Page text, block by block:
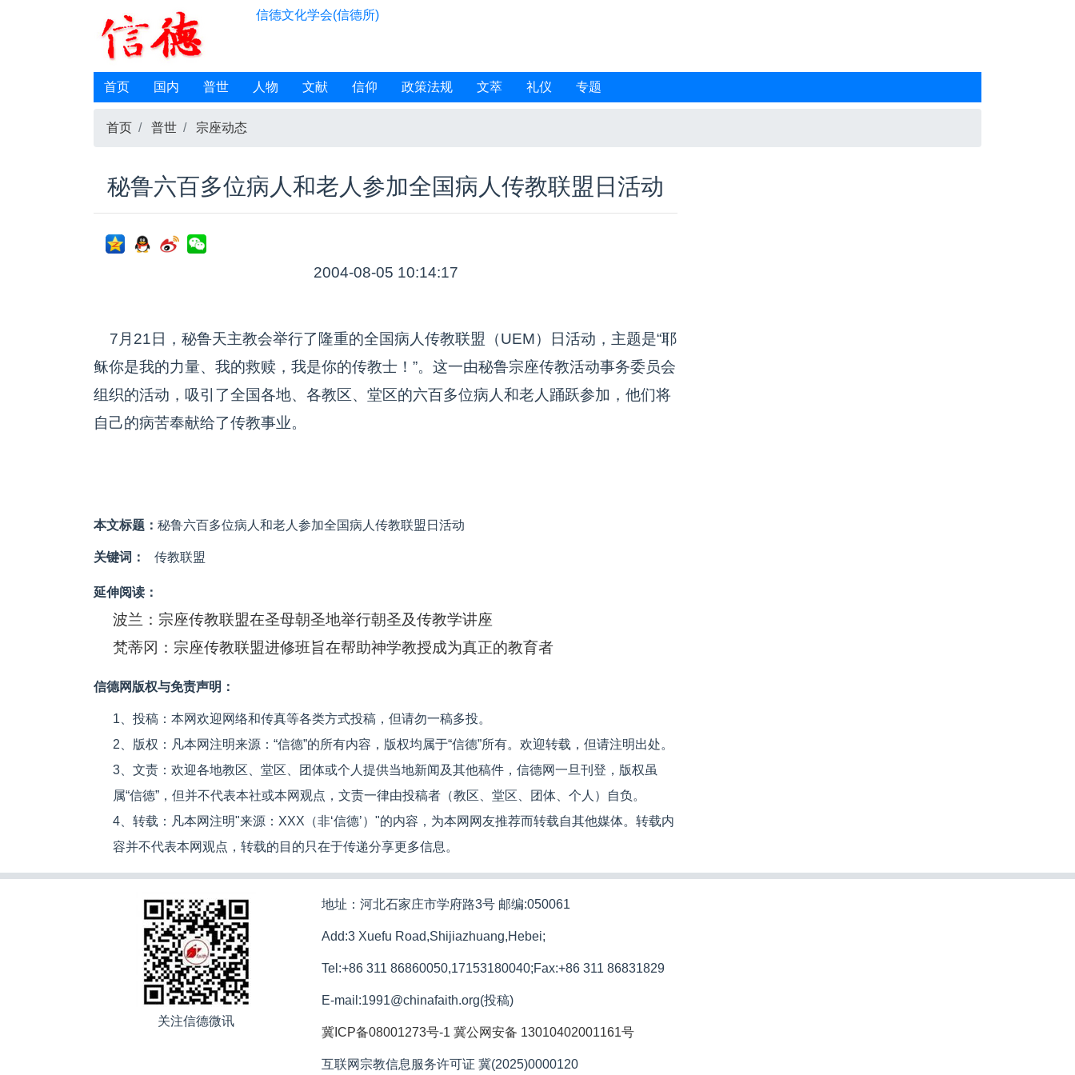
信德文化学会(信德所)
首页 国内 普世 人物 文献 信仰 政策法规 文萃 礼仪 专题
首页 普世 宗座动态
秘鲁六百多位病人和老人参加全国病人传教联盟日活动
2004-08-05 10:14:17
7月21日，秘鲁天主教会举行了隆重的全国病人传教联盟（UEM）日活动，主题是“耶
稣你是我的力量、我的救赎，我是你的传教士！”。这一由秘鲁宗座传教活动事务委员会
组织的活动，吸引了全国各地、各教区、堂区的六百多位病人和老人踊跃参加，他们将
自己的病苦奉献给了传教事业。
本文标题： 秘鲁六百多位病人和老人参加全国病人传教联盟日活动
关键词： 传教联盟
延伸阅读：
波兰：宗座传教联盟在圣母朝圣地举行朝圣及传教学讲座
梵蒂冈：宗座传教联盟进修班旨在帮助神学教授成为真正的教育者
信德网版权与免责声明：
1、投稿：本网欢迎网络和传真等各类方式投稿，但请勿一稿多投。
2、版权：凡本网注明来源：“信德”的所有内容，版权均属于“信德”所有。欢迎转载，但请注明出处。
3、文责：欢迎各地教区、堂区、团体或个人提供当地新闻及其他稿件，信德网一旦刊登，版权虽
属“信德”，但并不代表本社或本网观点，文责一律由投稿者（教区、堂区、团体、个人）自负。
4、转载：凡本网注明"来源：XXX（非‘信德’）"的内容，为本网网友推荐而转载自其他媒体。转载内
容并不代表本网观点，转载的目的只在于传递分享更多信息。
关注信德微讯
地址：河北石家庄市学府路3号 邮编:050061
Add:3 Xuefu Road,Shijiazhuang,Hebei;
Tel:+86 311 86860050,17153180040;Fax:+86 311 86831829
E-mail:1991@chinafaith.org(投稿)
冀ICP备08001273号-1 冀公网安备 13010402001161号
互联网宗教信息服务许可证 冀(2025)0000120